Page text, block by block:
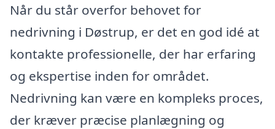
Når du står overfor behovet for
nedrivning i Døstrup, er det en god idé at
kontakte professionelle, der har erfaring
og ekspertise inden for området.
Nedrivning kan være en kompleks proces,
der kræver præcise planlægning og